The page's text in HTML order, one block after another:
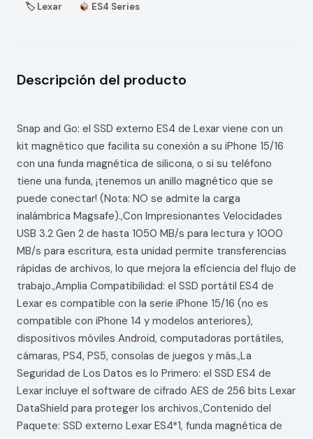
🏷 Lexar ES4 Series
Descripción del producto
Snap and Go: el SSD externo ES4 de Lexar viene con un
kit magnético que facilita su conexión a su iPhone 15/16
con una funda magnética de silicona, o si su teléfono
tiene una funda, ¡tenemos un anillo magnético que se
puede conectar! (Nota: NO se admite la carga
inalámbrica Magsafe).,Con Impresionantes Velocidades
USB 3.2 Gen 2 de hasta 1050 MB/s para lectura y 1000
MB/s para escritura, esta unidad permite transferencias
rápidas de archivos, lo que mejora la eficiencia del flujo de
trabajo.,Amplia Compatibilidad: el SSD portátil ES4 de
Lexar es compatible con la serie iPhone 15/16 (no es
compatible con iPhone 14 y modelos anteriores),
dispositivos móviles Android, computadoras portátiles,
cámaras, PS4, PS5, consolas de juegos y más.,La
Seguridad de Los Datos es lo Primero: el SSD ES4 de
Lexar incluye el software de cifrado AES de 256 bits Lexar
DataShield para proteger los archivos.,Contenido del
Paquete: SSD externo Lexar ES4*1, funda magnética de